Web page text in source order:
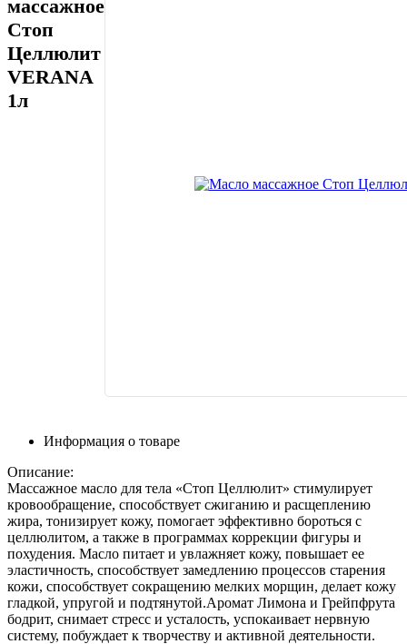
массажное
Стоп
Целлюлит
VERANA
1л
Информация о товаре
Описание:
Массажное масло для тела «Стоп Целлюлит» стимулирует
кровообращение, способствует сжиганию и расщеплению
жира, тонизирует кожу, помогает эффективно бороться с
целлюлитом, а также в программах коррекции фигуры и
похудения. Масло питает и увлажняет кожу, повышает ее
эластичность, способствует замедлению процессов старения
кожи, способствует сокращению мелких морщин, делает кожу
гладкой, упругой и подтянутой.Аромат Лимона и Грейпфрута
бодрит, снимает стресс и усталость, успокаивает нервную
систему, побуждает к творчеству и активной деятельности.